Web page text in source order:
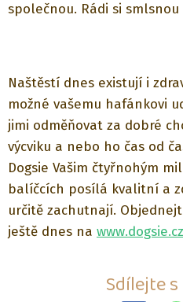
společnou. Rádi si
Naštěstí dnes existují i
možné vašemu hafánkovi
jimi odměňovat za dobré
výcviku a nebo ho čas od
Dogsie Vašim čtyřnohým
balíčcích posílá kvalitní a
určitě zachutnají.
ještě dnes na www.dogsie.cz
Sdílejte